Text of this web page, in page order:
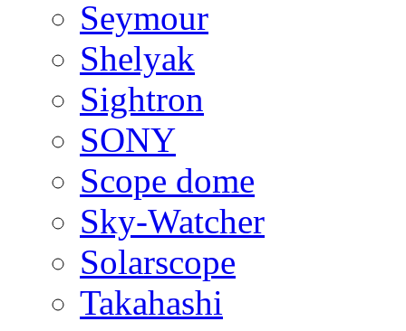
Seymour
Shelyak
Sightron
SONY
Scope dome
Sky-Watcher
Solarscope
Takahashi